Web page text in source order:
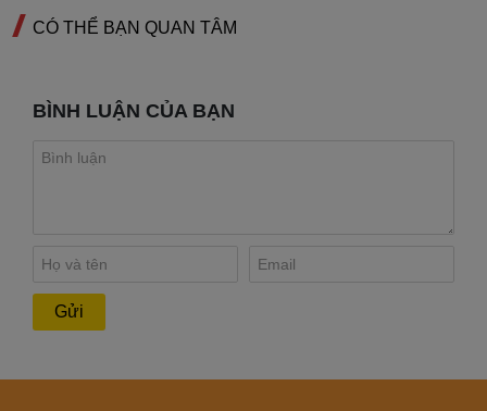
CÓ THỂ BẠN QUAN TÂM
BÌNH LUẬN CỦA BẠN